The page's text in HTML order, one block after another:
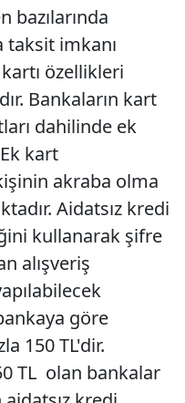
bazılarında
taksit imkanı
özellikleri
Bankaların kart
dahilinde ek
kart
akraba olma
Aidatsız kredi
kullanarak şifre
alışveriş
göre
150 TL'dir.
TL olan bankalar